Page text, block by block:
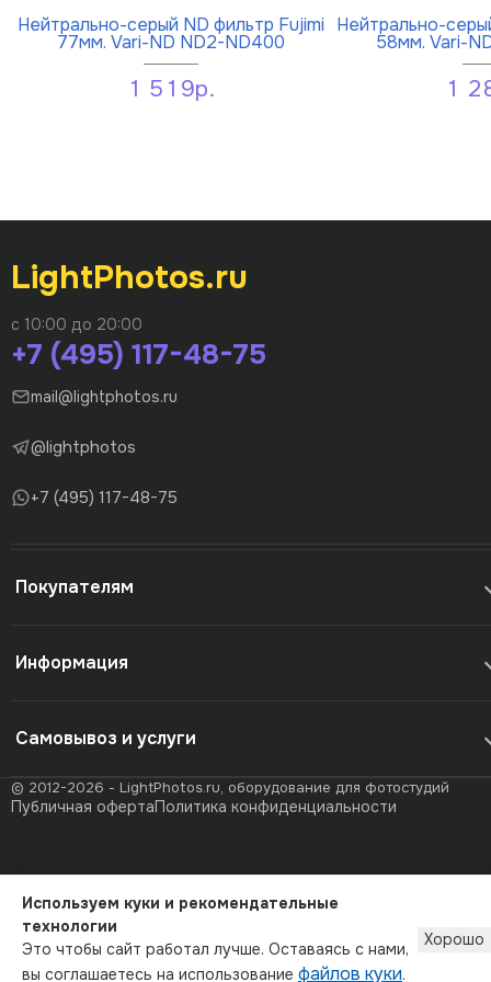
Нейтрально-серый ND фильтр Fujimi
77мм. Vari-ND ND2-ND400
1 519р.
Нейтрально-
58мм. Vari-
1
LightPhotos.ru
с 10:00 до 20:00
+7 (495) 117-48-75
mail@lightphotos.ru
@lightphotos
+7 (495) 117-48-75
Покупателям
Информация
Самовывоз и услуги
© 2012-2026 - LightPhotos.ru, оборудование для фотостудий
Публичная офертаПолитика конфиденциальности
Используем куки и рекомендательные
технологии
Это чтобы сайт работал лучше. Оставаясь с нами,
вы соглашаетесь на использование файлов куки.
Хорошо